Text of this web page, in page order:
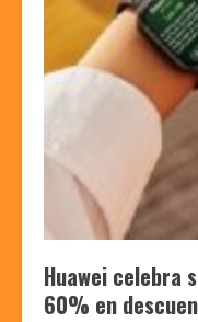
Huawei celebra
60% en